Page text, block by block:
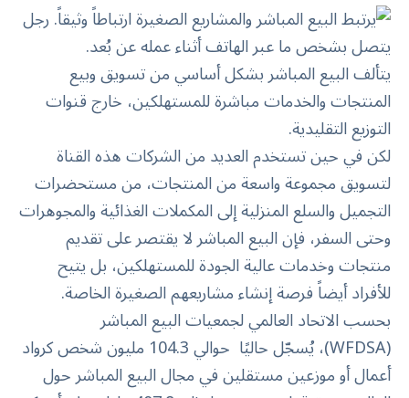
يتألف البيع المباشر بشكل أساسي من تسويق وبيع
المنتجات والخدمات مباشرة للمستهلكين، خارج قنوات
التوزيع التقليدية.
لكن في حين تستخدم العديد من الشركات هذه القناة
لتسويق مجموعة واسعة من المنتجات، من مستحضرات
التجميل والسلع المنزلية إلى المكملات الغذائية والمجوهرات
وحتى السفر، فإن البيع المباشر لا يقتصر على تقديم
منتجات وخدمات عالية الجودة للمستهلكين، بل يتيح
للأفراد أيضاً فرصة إنشاء مشاريعهم الصغيرة الخاصة.
بحسب الاتحاد العالمي لجمعيات البيع المباشر
(WFDSA)، يُسجّل حاليًا حوالي 104.3 مليون شخص كرواد
أعمال أو موزعين مستقلين في مجال البيع المباشر حول